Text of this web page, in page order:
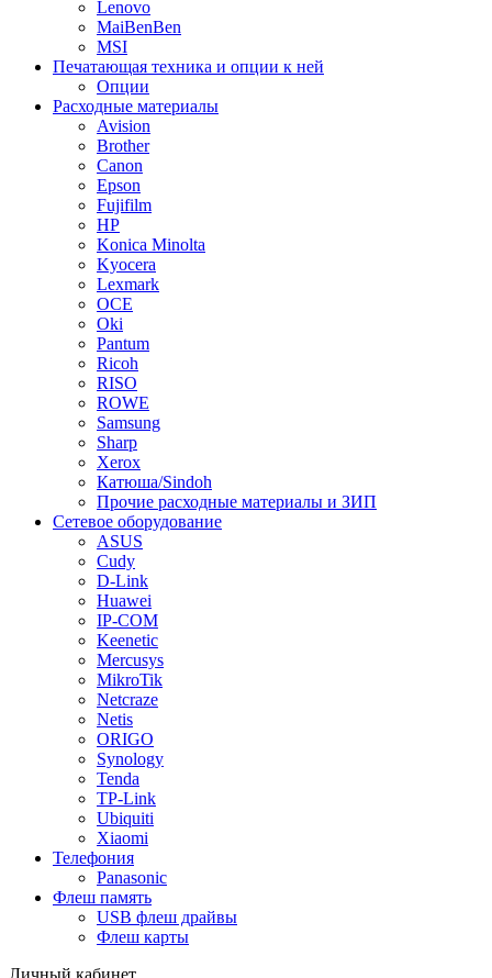
Lenovo
MaiBenBen
MSI
Печатающая техника и опции к ней
Опции
Расходные материалы
Avision
Brother
Canon
Epson
Fujifilm
HP
Konica Minolta
Kyocera
Lexmark
OCE
Oki
Pantum
Ricoh
RISO
ROWE
Samsung
Sharp
Xerox
Катюша/Sindoh
Прочие расходные материалы и ЗИП
Сетевое оборудование
ASUS
Cudy
D-Link
Huawei
IP-COM
Keenetic
Mercusys
MikroTik
Netcraze
Netis
ORIGO
Synology
Tenda
TP-Link
Ubiquiti
Xiaomi
Телефония
Panasonic
Флеш память
USB флеш драйвы
Флеш карты
Личный кабинет